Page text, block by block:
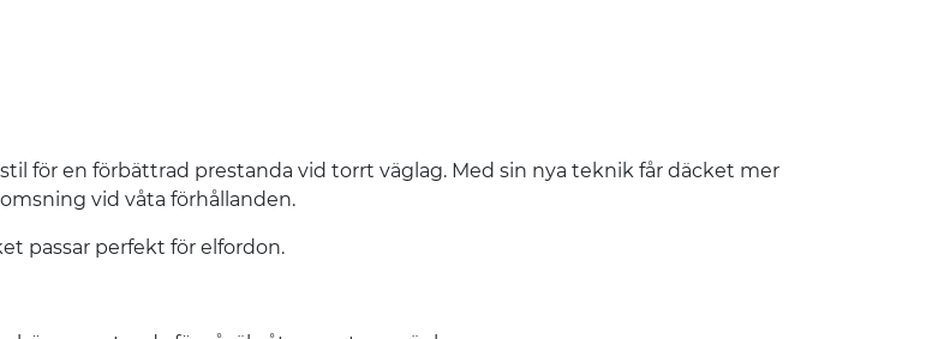
för en förbättrad prestanda vid torrt väglag. Med sin nya teknik får däcket mer
vid våta förhållanden.
passar perfekt för elfordon.